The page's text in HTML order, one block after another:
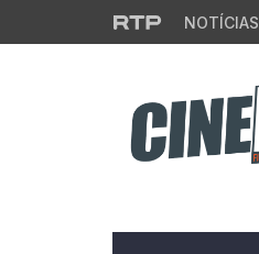
Saltar para o conteúdo principal
NOTÍCIAS